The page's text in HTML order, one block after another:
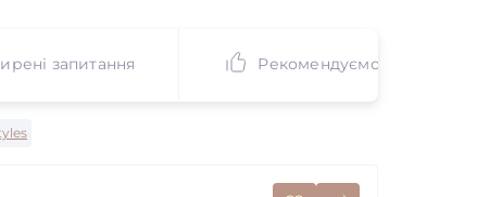
запитання Рекомендуємо